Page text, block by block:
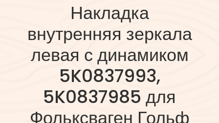
Накладка
внутренняя зеркала
левая с динамиком
5K0837993,
5K0837985 для